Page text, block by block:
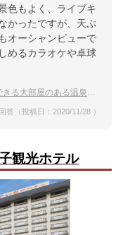
色もよく、ライブキ
かったですが、天ぷ
オーシャンビューで
めるカラオケや卓球
大部屋のある温泉宿は？
答（投稿日：2020/11/28 ）
観光ホテル